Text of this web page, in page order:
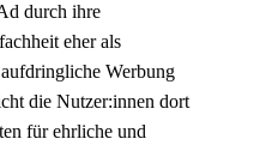
durch ihre
eher als
Werbung
die Nutzer:innen dort
für ehrliche und